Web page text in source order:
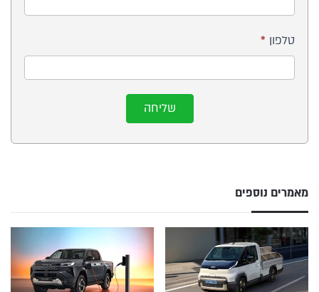
טלפון *
שליחה
מאמרים נוספים